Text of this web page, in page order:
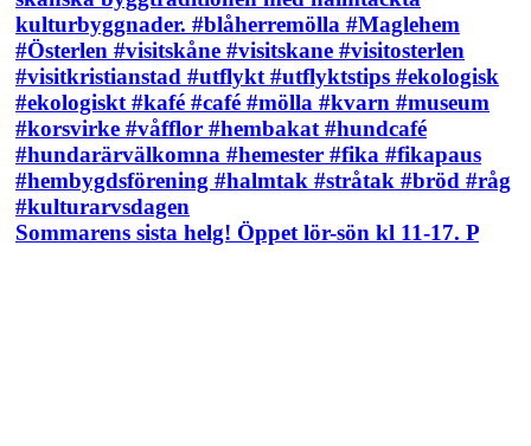
Sommarens sista helg! Öppet lör-sön kl 11-17. P